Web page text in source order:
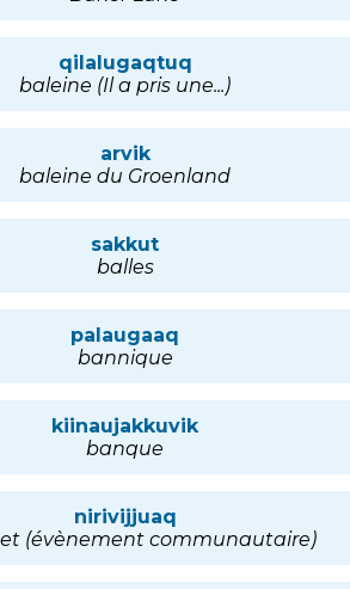
qilalugaqtuq
baleine (Il a pris une...)
arvik
baleine du Groenland
sakkut
balles
palaugaaq
bannique
kiinaujakkuvik
banque
nirivijjuaq
(évènement communautaire)